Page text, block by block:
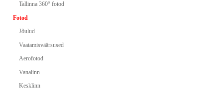
Tallinna 360° fotod
Fotod
Jõulud
Vaatamisväärsused
Aerofotod
Vanalinn
Kesklinn